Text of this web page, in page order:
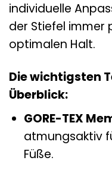
individuelle
der Stiefel immer
optimalen Halt.
Die wichtigsten
Überblick:
GORE-TEX
atmungsaktiv
Füße.